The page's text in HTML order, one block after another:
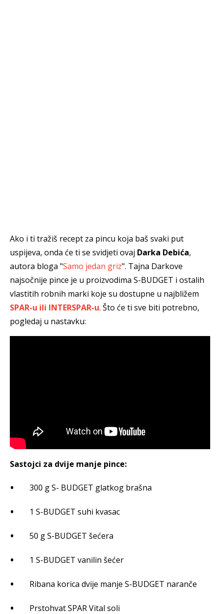
Ako i ti tražiš recept za pincu koja baš svaki put
uspijeva, onda će ti se svidjeti ovaj Darka Debića,
autora bloga "Samo jedan griz". Tajna Darkove
najsočnije pince je u proizvodima S-BUDGET i ostalih
vlastitih robnih marki koje su dostupne u najbližem
SPAR-u ili INTERSPAR-u. Što će ti sve biti potrebno,
pogledaj u nastavku:
Sastojci za dvije manje pince:
300 g S- BUDGET glatkog brašna
1 S-BUDGET suhi kvasac
50 g S-BUDGET šećera
1 S-BUDGET vanilin šećer
Ribana korica dvije manje S-BUDGET naranče
Prstohvat SPAR Vital soli